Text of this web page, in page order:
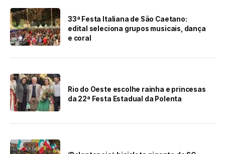
33ª Festa Italiana de São Caetano:
edital seleciona grupos musicais, dança
e coral
Rio do Oeste escolhe rainha e princesas
da 22ª Festa Estadual da Polenta